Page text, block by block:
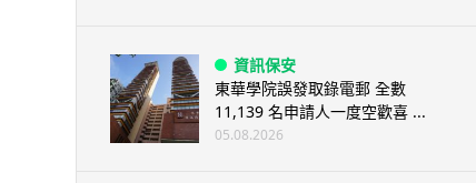
資訊保安
東華學院誤發取錄電郵 全數
11,139 名申請人一度空歡喜 ...
05.08.2026